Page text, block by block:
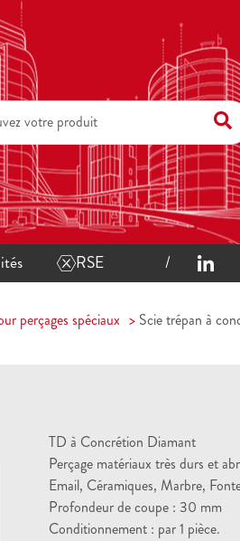
RSE
perçages spéciaux Scie trépan à
TD à Concrétion Diamant
Perçage matériaux très durs et
Email, Céramiques, Marbre,
Profondeur de coupe : 30 mm
Conditionnement : par 1 pièce.